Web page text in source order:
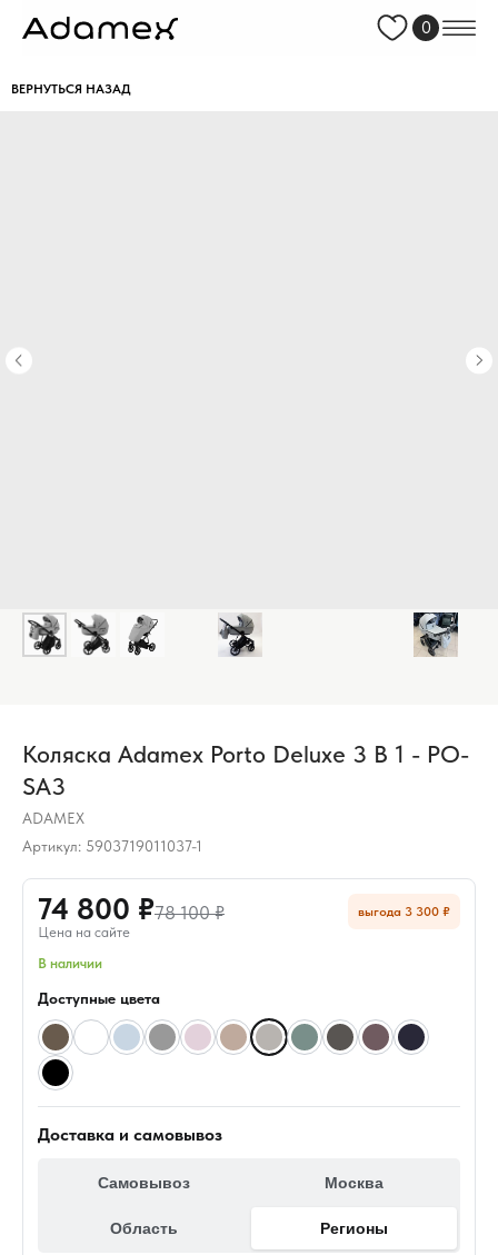
0
ВЕРНУТЬСЯ НАЗАД
Коляска Adamex Porto Deluxe 3 В 1 - PO-
SA3
ADAMEX
Артикул: 5903719011037-1
74 800 ₽78 100 ₽
Цена на сайте
выгода 3 300 ₽
В наличии
Доступные цвета
Доставка и самовывоз
Самовывоз Москва
Область Регионы